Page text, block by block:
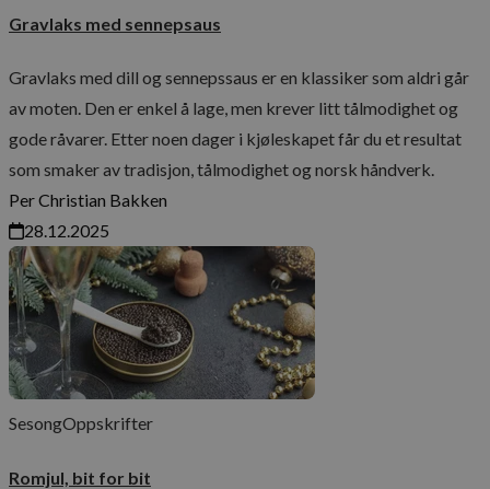
Gravlaks med sennepsaus
Gravlaks med dill og sennepssaus er en klassiker som aldri går
av moten. Den er enkel å lage, men krever litt tålmodighet og
gode råvarer. Etter noen dager i kjøleskapet får du et resultat
som smaker av tradisjon, tålmodighet og norsk håndverk.
Per Christian Bakken
28.12.2025
SesongOppskrifter
Romjul, bit for bit